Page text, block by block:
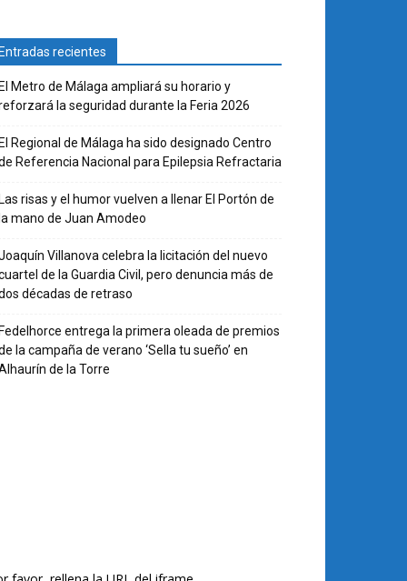
recientes
Metro de Málaga ampliará su horario y
la seguridad durante la Feria 2026
Regional de Málaga ha sido designado Centro
Referencia Nacional para Epilepsia Refractaria
risas y el humor vuelven a llenar El Portón de
mano de Juan Amodeo
Villanova celebra la licitación del nuevo
de la Guardia Civil, pero denuncia más de
décadas de retraso
entrega la primera oleada de premios
la campaña de verano ‘Sella tu sueño’ en
de la Torre